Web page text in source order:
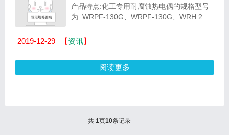
产品特点:化工专用耐腐蚀热电偶的规格型号
为: WRPF-130G、WRPF-130G、WRH 2 F-
2 F-430G、WRHF-430G、WRH 2 F-430G
2019-12-29 【资讯】
阅读更多
共 1页10条记录